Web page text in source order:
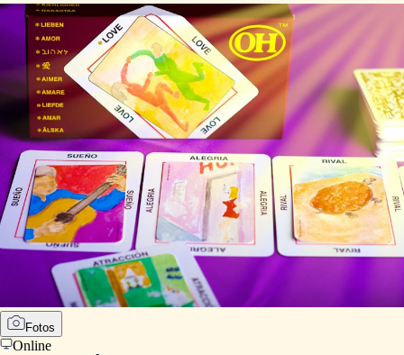
Fotos
Online